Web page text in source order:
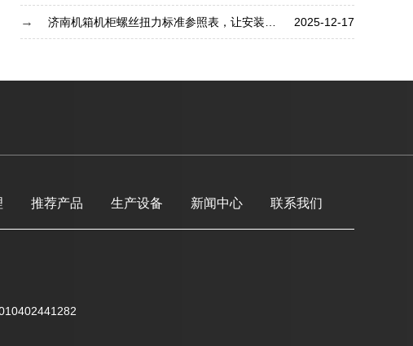
济南机箱机柜螺丝扭力标准参照表，让安装更稳固 2025-12-17
推荐产品 生产设备 新闻中心 联系我们